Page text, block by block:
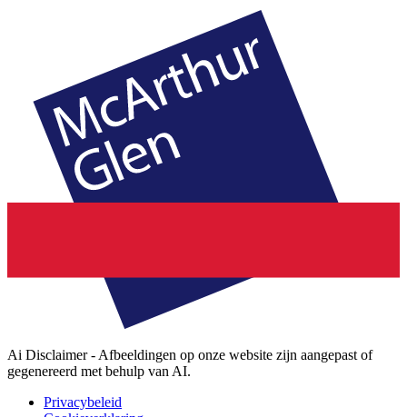
Ai Disclaimer - Afbeeldingen op onze website zijn aangepast of
gegenereerd met behulp van AI.
Privacybeleid